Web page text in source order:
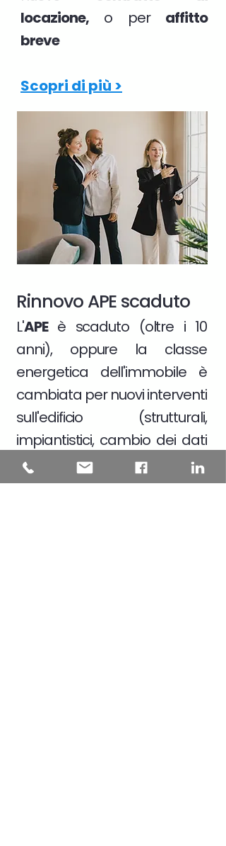
locazione, o peraffitto
breve
Scopri di più >
Rinnovo APE scaduto
L'APEè scaduto (oltre i 10
anni), oppure la classe
energetica dell'immobile è
cambiata per nuovi interventi
sull'edificio (strutturali,
impiantistici, cambio dei dati
catastali)